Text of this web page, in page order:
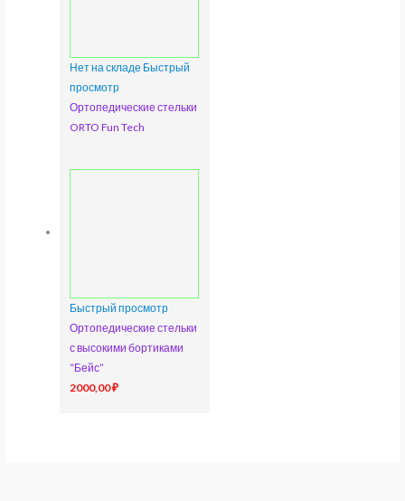
Нет на складе Быстрый
просмотр
Ортопедические стельки
ORTO Fun Tech
Быстрый просмотр
Ортопедические стельки
с высокими бортиками
“Бейс”
2000,00₽